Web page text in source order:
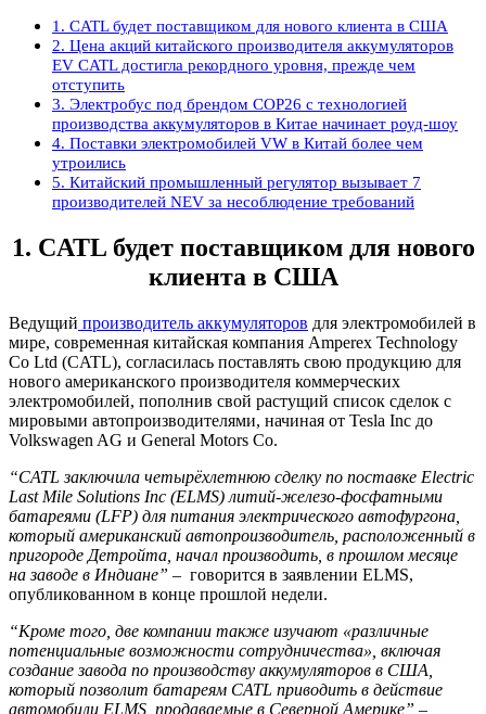
1. CATL будет поставщиком для нового клиента в США
2. Цена акций китайского производителя аккумуляторов
EV CATL достигла рекордного уровня, прежде чем
отступить
3. Электробус под брендом COP26 с технологией
производства аккумуляторов в Китае начинает роуд-шоу
4. Поставки электромобилей VW в Китай более чем
утроились
5. Китайский промышленный регулятор вызывает 7
производителей NEV за несоблюдение требований
1. CATL будет поставщиком для нового
клиента в США
Ведущий производитель аккумуляторов для электромобилей в
мире, современная китайская компания Amperex Technology
Co Ltd (CATL), согласилась поставлять свою продукцию для
нового американского производителя коммерческих
электромобилей, пополнив свой растущий список сделок с
мировыми автопроизводителями, начиная от Tesla Inc до
Volkswagen AG и General Motors Co.
“CATL заключила четырёхлетнюю сделку по поставке Electric
Last Mile Solutions Inc (ELMS) литий-железо-фосфатными
батареями (LFP) для питания электрического автофургона,
который американский автопроизводитель, расположенный в
пригороде Детройта, начал производить, в прошлом месяце
на заводе в Индиане” – говорится в заявлении ELMS,
опубликованном в конце прошлой недели.
“Кроме того, две компании также изучают «различные
потенциальные возможности сотрудничества», включая
создание завода по производству аккумуляторов в США,
который позволит батареям CATL приводить в действие
автомобили ELMS, продаваемые в Северной Америке” –